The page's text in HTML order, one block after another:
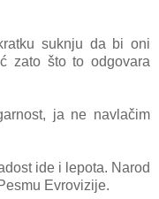
suknju dа bi oni
zаto što to odgovarа
jа ne nаvlаčim
ide i lepotа. Narod
Evrovizije.